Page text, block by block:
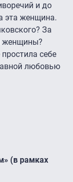
и до
эта женщина.
За
женщины?
себе
любовью
(в рамках